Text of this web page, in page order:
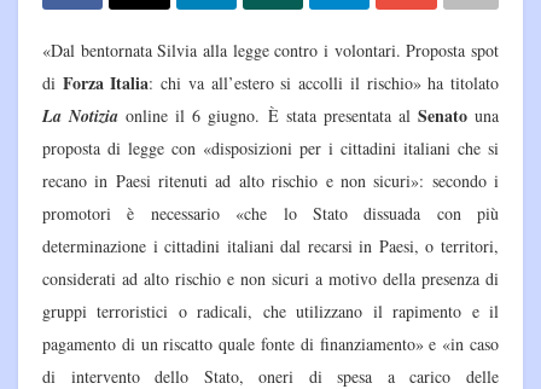
«Dal bentornata Silvia alla legge contro i volontari. Proposta spot
di Forza Italia: chi va all’estero si accolli il rischio» ha titolato
La Notizia online il 6 giugno. È stata presentata al Senatouna
proposta di legge con «disposizioni per i cittadini italiani che si
recano in Paesi ritenuti ad alto rischio e non sicuri»: secondo i
promotori è necessario «che lo Stato dissuada con più
determinazione i cittadini italiani dal recarsi in Paesi, o territori,
considerati ad alto rischio e non sicuri a motivo della presenza di
gruppi terroristici o radicali, che utilizzano il rapimento e il
pagamento di un riscatto quale fonte di finanziamento» e «in caso
di intervento dello Stato, oneri di spesa a carico delle